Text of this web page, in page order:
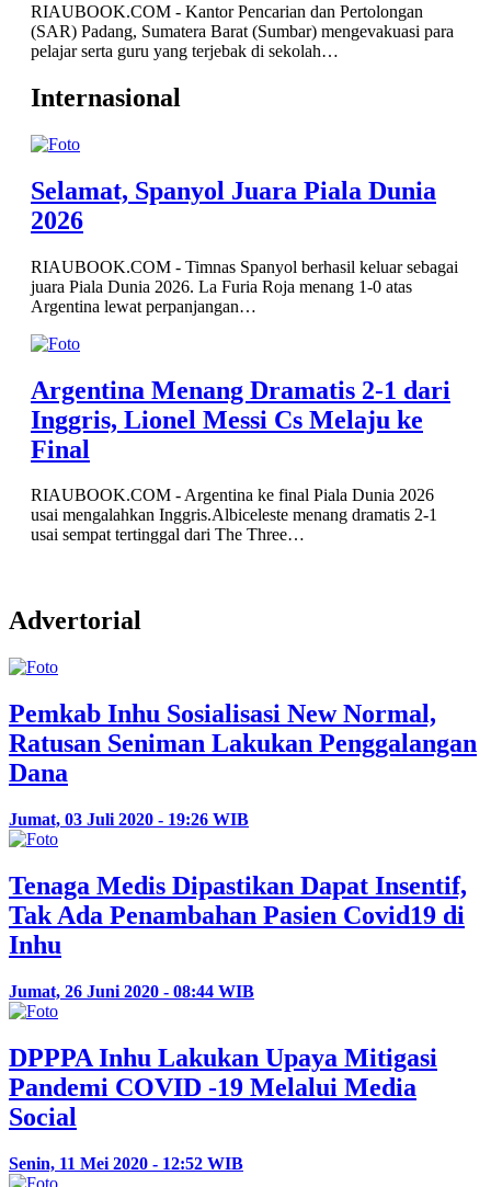
RIAUBOOK.COM - Kantor Pencarian dan Pertolongan
(SAR) Padang, Sumatera Barat (Sumbar) mengevakuasi para
pelajar serta guru yang terjebak di sekolah…
Internasional
Selamat, Spanyol Juara Piala Dunia
2026
RIAUBOOK.COM - Timnas Spanyol berhasil keluar sebagai
juara Piala Dunia 2026. La Furia Roja menang 1-0 atas
Argentina lewat perpanjangan…
Argentina Menang Dramatis 2-1 dari
Inggris, Lionel Messi Cs Melaju ke
Final
RIAUBOOK.COM - Argentina ke final Piala Dunia 2026
usai mengalahkan Inggris.Albiceleste menang dramatis 2-1
usai sempat tertinggal dari The Three…
Advertorial
Pemkab Inhu Sosialisasi New Normal,
Ratusan Seniman Lakukan Penggalangan
Dana
Jumat, 03 Juli 2020 - 19:26 WIB
Tenaga Medis Dipastikan Dapat Insentif,
Tak Ada Penambahan Pasien Covid19 di
Inhu
Jumat, 26 Juni 2020 - 08:44 WIB
DPPPA Inhu Lakukan Upaya Mitigasi
Pandemi COVID -19 Melalui Media
Social
Senin, 11 Mei 2020 - 12:52 WIB